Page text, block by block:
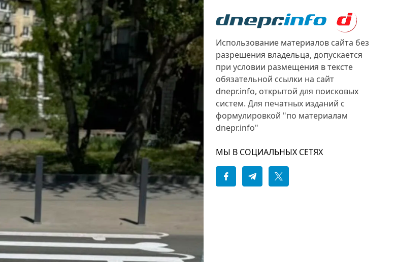
Использование материалов сайта без
разрешения владельца, допускается
при условии размещения в тексте
обязательной ссылки на сайт
dnepr.info, открытой для поисковых
систем. Для печатных изданий с
формулировкой "по материалам
dnepr.info"
МЫ В СОЦИАЛЬНЫХ СЕТЯХ